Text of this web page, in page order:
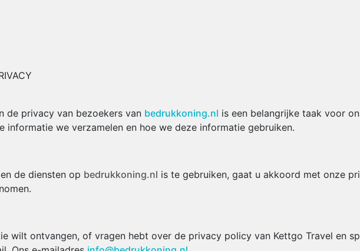
de privacy van bezoekers van bedrukkoning.nl is een belangrijke taak voor
informatie we verzamelen en hoe we deze informatie gebruiken.
de diensten op bedrukkoning.nl is te gebruiken, gaat u akkoord met onze
wilt ontvangen, of vragen hebt over de privacy policy van Kettgo Travel en